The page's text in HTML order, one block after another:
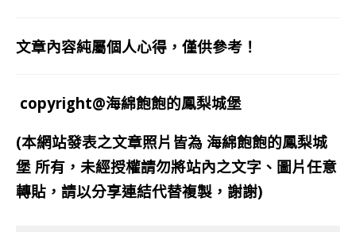
文章內容純屬個人心得，僅供參考！
copyright@海綿飽飽的鳳梨城堡
(本網站發表之文章照片皆為 海綿飽飽的鳳梨城
堡 所有，未經授權請勿將站內之文字、圖片任意
轉貼，請以分享連結代替複製，謝謝)